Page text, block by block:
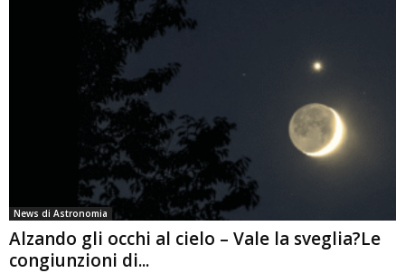
News di Astronomia
Alzando gli occhi al cielo – Vale la sveglia?Le
congiunzioni di...